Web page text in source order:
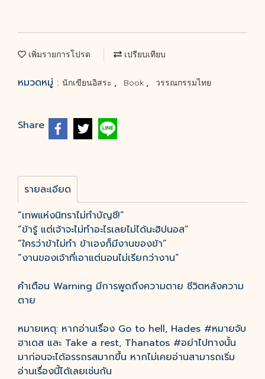
เพิ่มรายการโปรด เปรียบเทียบ
หมวดหมู่ : นักเขียนอิสระ , Book , วรรณกรรมไทย
Share
รายละเอียด
“เทพแห่งนิทราไม่ทำบัญชี!”
“ข้ารู้ แต่เจ้าจะไม่ทำอะไรเลยไม่ได้นะฮิปนอส”
“ใครว่าข้าไม่ทำ ข้าเองก็มีงานของข้า”
“งานของเจ้าที่เอาแต่นอนไม่เรียกว่างาน”
คำเตือน Warning มีการพูดถึงความตาย ชีวิตหลังความ
ตาย
หมายเหตุ: หากอ่านเรื่อง Go to hell, Hades #หมายจับ
ฮาเดส และ Take a rest, Thanatos #อย่าไปทางนั้น
มาก่อนจะได้อรรถรสมากขึ้น หากไม่เคยอ่านสามารถเริ่ม
อ่านเรื่องนี้ได้เลยเช่นกัน